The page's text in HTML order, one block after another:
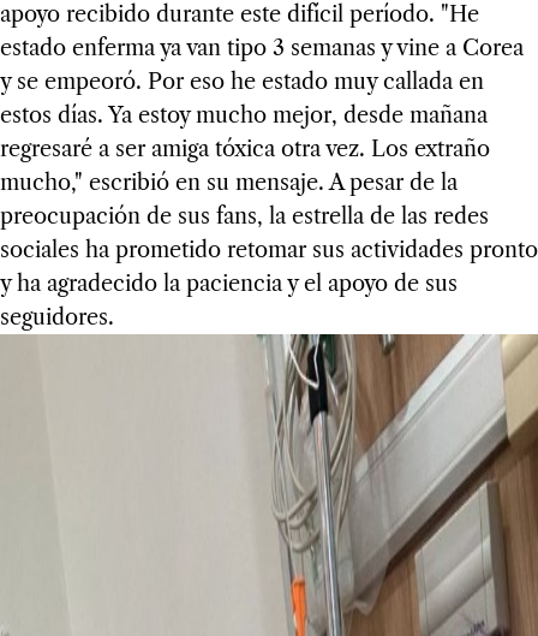
apoyo recibido durante este difícil período. "He
estado enferma ya van tipo 3 semanas y vine a Corea
y se empeoró. Por eso he estado muy callada en
estos días. Ya estoy mucho mejor, desde mañana
regresaré a ser amiga tóxica otra vez. Los extraño
mucho," escribió en su mensaje. A pesar de la
preocupación de sus fans, la estrella de las redes
sociales ha prometido retomar sus actividades pronto
y ha agradecido la paciencia y el apoyo de sus
seguidores.